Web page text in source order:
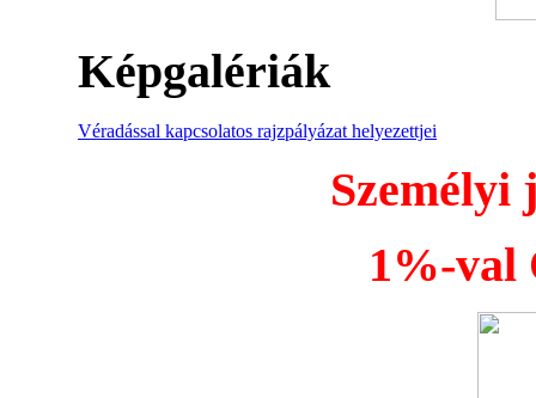
Képgalériák
Véradással kapcsolatos rajzpályázat helyezettjei
Személyi
1%-val